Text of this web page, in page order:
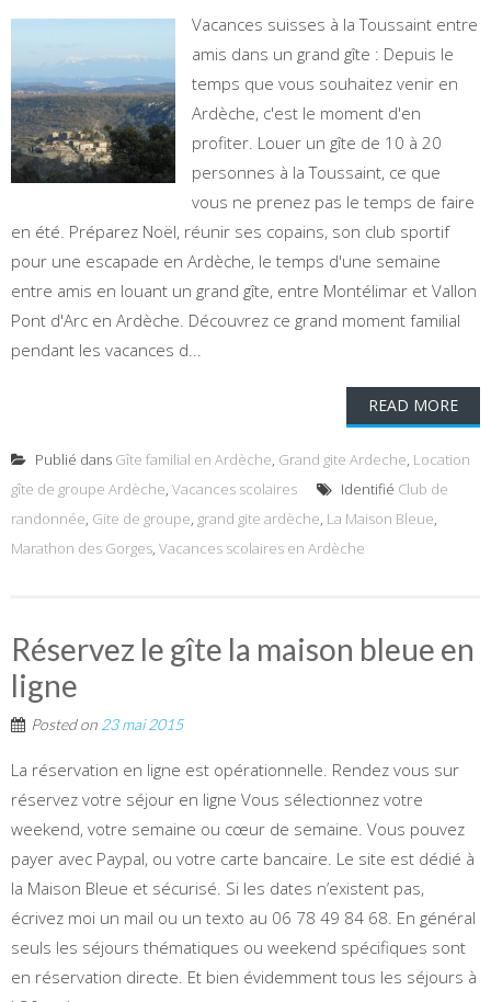
Vacances suisses à la Toussaint entre
amis dans un grand gîte : Depuis le
temps que vous souhaitez venir en
Ardèche, c'est le moment d'en
profiter. Louer un gîte de 10 à 20
personnes à la Toussaint, ce que
vous ne prenez pas le temps de faire
en été. Préparez Noël, réunir ses copains, son club sportif
pour une escapade en Ardèche, le temps d'une semaine
entre amis en louant un grand gîte, entre Montélimar et Vallon
Pont d'Arc en Ardèche. Découvrez ce grand moment familial
pendant les vacances d...
READ MORE
Publié dans Gîte familial en Ardèche, Grand gite Ardeche, Location
gîte de groupe Ardèche, Vacances scolaires Identifié Club de
randonnée, Gite de groupe, grand gite ardèche, La Maison Bleue,
Marathon des Gorges, Vacances scolaires en Ardèche
Réservez le gîte la maison bleue en
ligne
Posted on 23 mai 2015
La réservation en ligne est opérationnelle. Rendez vous sur
réservez votre séjour en ligne Vous sélectionnez votre
weekend, votre semaine ou cœur de semaine. Vous pouvez
payer avec Paypal, ou votre carte bancaire. Le site est dédié à
la Maison Bleue et sécurisé. Si les dates n’existent pas,
écrivez moi un mail ou un texto au 06 78 49 84 68. En général
seuls les séjours thématiques ou weekend spécifiques sont
en réservation directe. Et bien évidemment tous les séjours à